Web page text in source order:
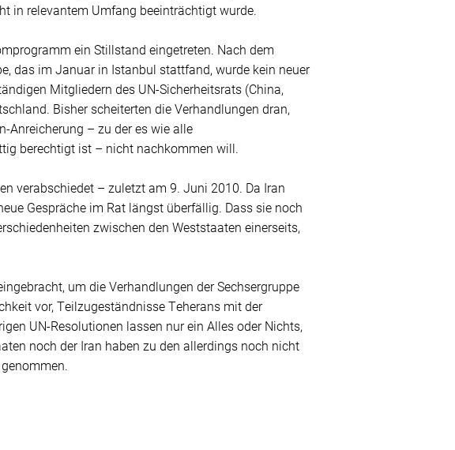
in relevantem Umfang beeinträchtigt wurde.
ein Stillstand eingetreten. Nach dem
das im Januar in Istanbul stattfand, wurde kein neuer
Mitgliedern des UN-Sicherheitsrats (China,
Bisher scheiterten die Verhandlungen dran,
Anreicherung – zu der es wie alle
berechtigt ist – nicht nachkommen will.
verabschiedet – zuletzt am 9. Juni 2010. Da Iran
Gespräche im Rat längst überfällig. Dass sie noch
zwischen den Weststaaten einerseits,
um die Verhandlungen der Sechsergruppe
vor, Teilzugeständnisse Teherans mit der
UN-Resolutionen lassen nur ein Alles oder Nichts,
noch der Iran haben zu den allerdings noch nicht